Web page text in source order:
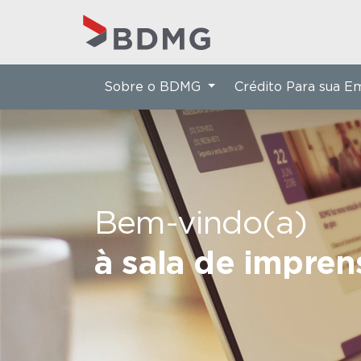
Bem-vindo(a)
à sala de
Sobre o BDMG Crédito Para sua